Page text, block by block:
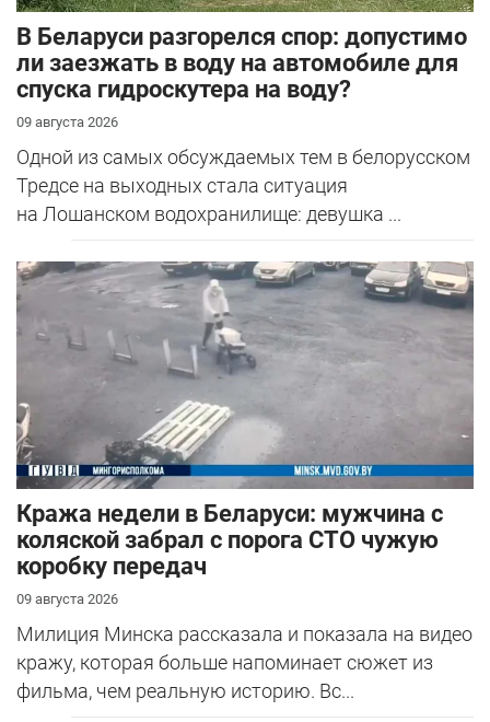
В Беларуси разгорелся спор: допустимо
ли заезжать в воду на автомобиле для
спуска гидроскутера на воду?
09 августа 2026
Одной из самых обсуждаемых тем в белорусском
Тредсе на выходных стала ситуация
на Лошанском водохранилище: девушка ...
Кража недели в Беларуси: мужчина с
коляской забрал с порога СТО чужую
коробку передач
09 августа 2026
Милиция Минска рассказала и показала на видео
кражу, которая больше напоминает сюжет из
фильма, чем реальную историю. Вс...